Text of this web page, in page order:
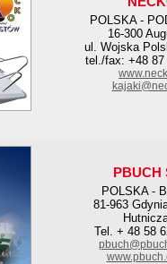
POLSKA -
16-300
ul. Wojska
tel./fax: +48 87
PBUCH
POLSKA -
81-963
Tel. + 48 58